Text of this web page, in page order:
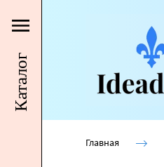
Каталог
Главная